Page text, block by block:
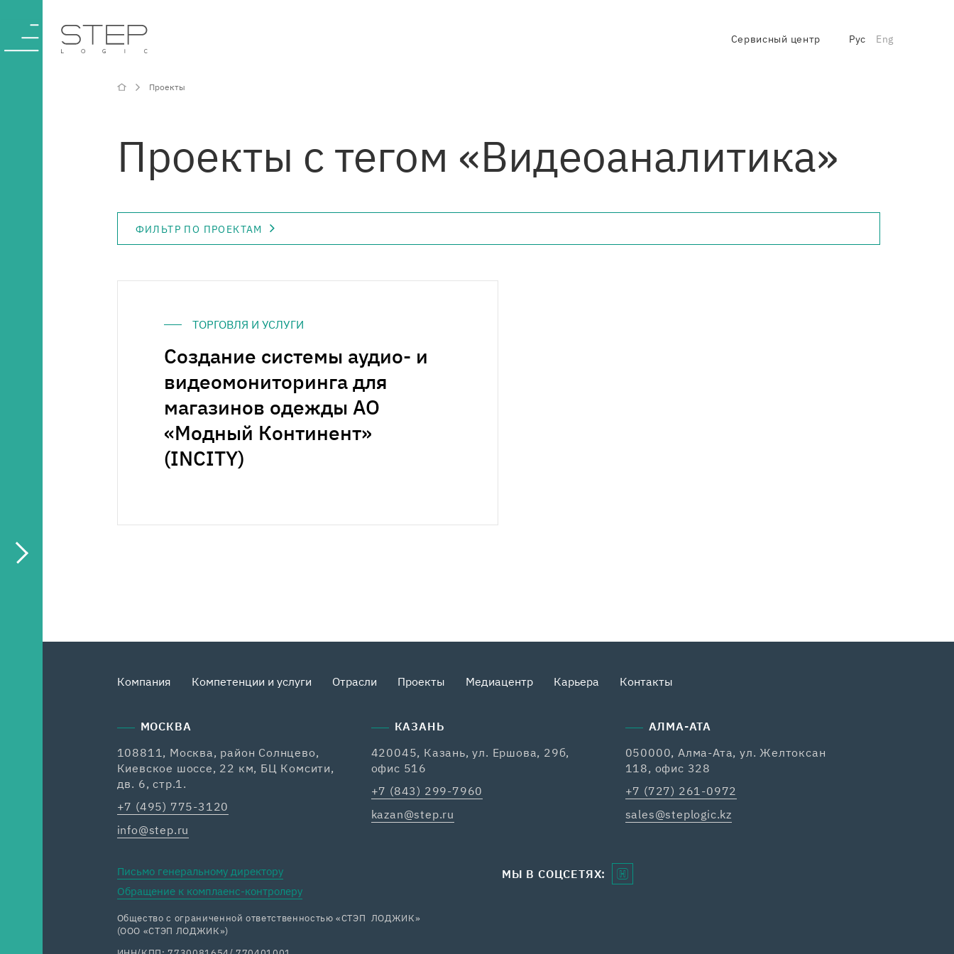
Проекты
Проекты с тегом «Видеоаналитика»
ФИЛЬТР ПО ПРОЕКТАМ
ТОРГОВЛЯ И УСЛУГИ
Создание системы аудио- и
видеомониторинга для
магазинов одежды АО
«Модный Континент»
(INCITY)
Компетенции и
Отрасли
Проекты
Медиацентр
Сервисный центр Рус Eng
Компания Компетенции и услуги Отрасли Проекты Медиацентр Карьера Контакты
МОСКВА
108811, Москва, район Солнцево,
Киевское шоссе, 22 км, БЦ Комсити,
дв. 6, стр.1.
+7 (495) 775-3120
info@step.ru
КАЗАНЬ
420045, Казань, ул. Ершова, 29б,
офис 516
+7 (843) 299-7960
kazan@step.ru
АЛМА-АТА
050000, Алма-Ата, ул. Желтоксан
118, офис 328
+7 (727) 261-0972
sales@steplogic.kz
Письмо генеральному директору
Обращение к комплаенс-контролеру
Общество с ограниченной ответственностью «СТЭП ЛОДЖИК»
(ООО «СТЭП ЛОДЖИК»)
МЫ В СОЦСЕТЯХ: